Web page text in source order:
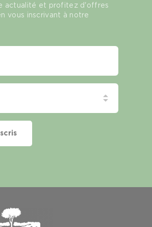
actualité et profitez d'offres
vous inscrivant à notre